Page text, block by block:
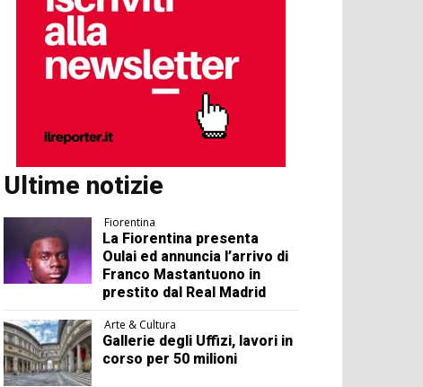
Ultime notizie
Fiorentina
La Fiorentina presenta
Oulai ed annuncia l’arrivo di
Franco Mastantuono in
prestito dal Real Madrid
Arte & Cultura
Gallerie degli Uffizi, lavori in
corso per 50 milioni